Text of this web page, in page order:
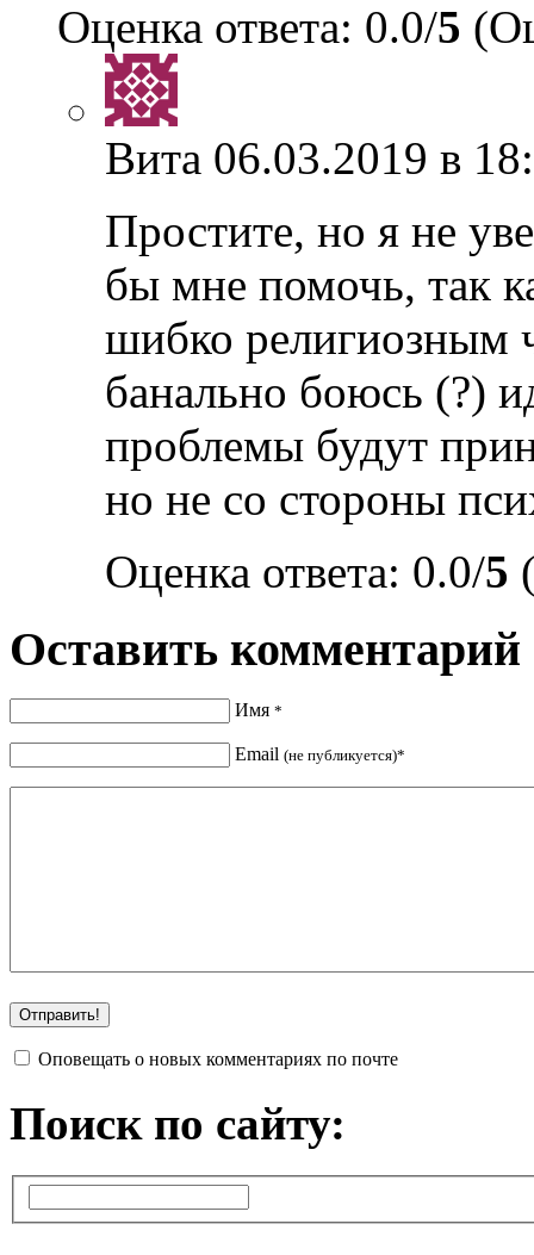
Оценка ответа: 0.0/5
Вита 06.03.2019 в
Простите, но я не
бы мне помочь, так
шибко религиозным
банально боюсь (?)
проблемы будут
но не со стороны
Оценка ответа: 0.0/5
Оставить комментарий
Имя *
Email (не публикуется)*
Оповещать о новых комментариях по почте
Поиск по сайту: